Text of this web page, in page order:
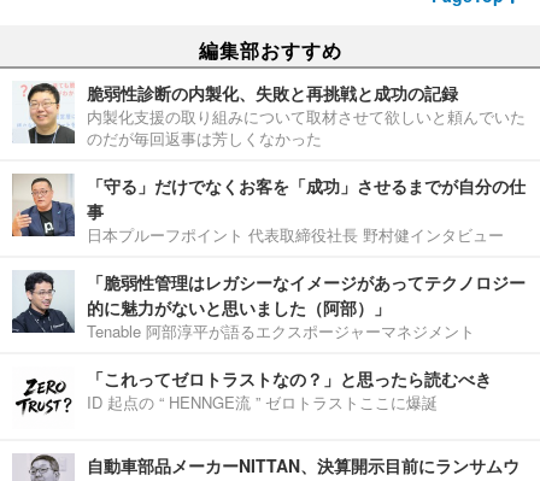
編集部おすすめ
脆弱性診断の内製化、失敗と再挑戦と成功の記録
内製化支援の取り組みについて取材させて欲しいと頼んでいた
のだが毎回返事は芳しくなかった
「守る」だけでなくお客を「成功」させるまでが自分の仕
事
日本プルーフポイント 代表取締役社長 野村健インタビュー
「脆弱性管理はレガシーなイメージがあってテクノロジー
的に魅力がないと思いました（阿部）」
Tenable 阿部淳平が語るエクスポージャーマネジメント
「これってゼロトラストなの？」と思ったら読むべき
ID 起点の “ HENNGE流 ” ゼロトラストここに爆誕
自動車部品メーカーNITTAN、決算開示目前にランサムウ